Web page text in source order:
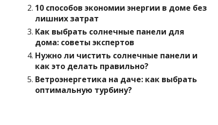
10 способов экономии энергии в доме без
лишних затрат
Как выбрать солнечные панели для
дома: советы экспертов
Нужно ли чистить солнечные панели и
как это делать правильно?
Ветроэнергетика на даче: как выбрать
оптимальную турбину?